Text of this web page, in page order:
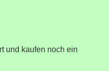
und kaufen noch ein